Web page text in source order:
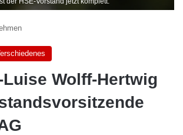
Luise Wolff-Hertwig